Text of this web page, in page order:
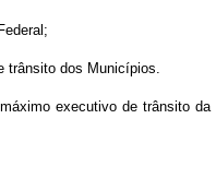
trânsito dos Municípios.
executivo de trânsito